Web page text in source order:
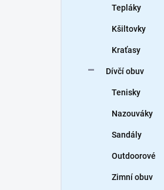
Tepláky
Kšiltovky
Kraťasy
Dívčí obuv
Tenisky
Nazouváky
Sandály
Outdoorové
Zimní obuv